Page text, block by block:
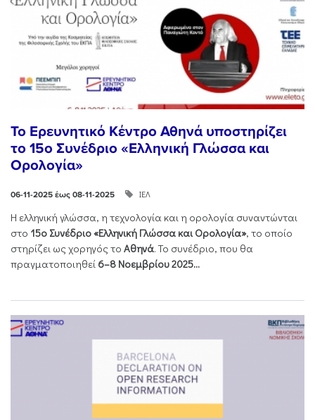
Το Ερευνητικό Κέντρο Αθηνά υποστηρίζει
το 15ο Συνέδριο «Ελληνική Γλώσσα και
Ορολογία»
06-11-2025 έως 08-11-2025 ΙΕΛ
Η ελληνική γλώσσα, η τεχνολογία και η ορολογία συναντώνται
στο 15ο Συνέδριο «Ελληνική Γλώσσα και Ορολογία», το οποίο
στηρίζει ως χορηγός το Αθηνά. Το συνέδριο, που θα
πραγματοποιηθεί 6–8 Νοεμβρίου 2025...